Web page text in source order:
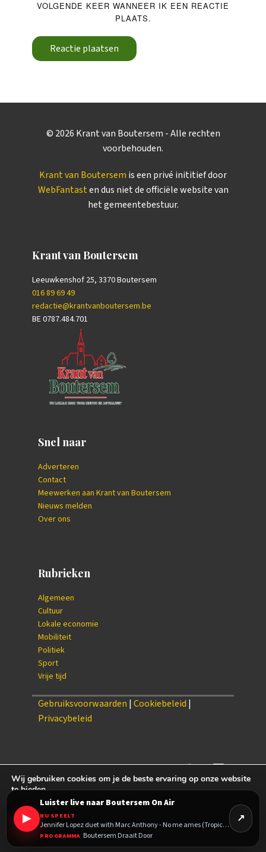
VOLGENDE KEER WANNEER IK EEN REACTIE
PLAATS.
Reactie plaatsen
© 2026 Krant van Boutersem - Alle rechten
voorbehouden.
Krant van Boutersem is een privé inititief door
WebFantasten dus niet de officiële website van
het gemeentebestuur.
Krant van Boutersem
Leeuwkenshof 25, 3370 Boutersem
016 89 69 49
redactie@krantvanboutersem.be
BE 0787.484.701
Snel naar
Adverteren
Contact
Meewerken aan Krant van Boutersem
Nieuws melden
Over ons
Rubrieken
Algemeen
Cultuur
Lokale economie
Mobiliteit
Politiek
Sport
Vrije tijd
Gebruiksvoorwaarden | Cookiebeleid |
Privacybeleid
▶
Luister live naar Boutersem On Air
NU SPEELT
Jennifer Lopez duet with Marc Anthony - No me ames (Tropical remix)
PROGRAMMA Boutersem Draait Door
Wij gebruiken cookies om je de beste ervaring op onze website
te bieden.
Je kan meer te weten komen over welke cookies wij gebruiken of
ze uitschakelen via
Accepteren Weigeren Cookie-instellingen